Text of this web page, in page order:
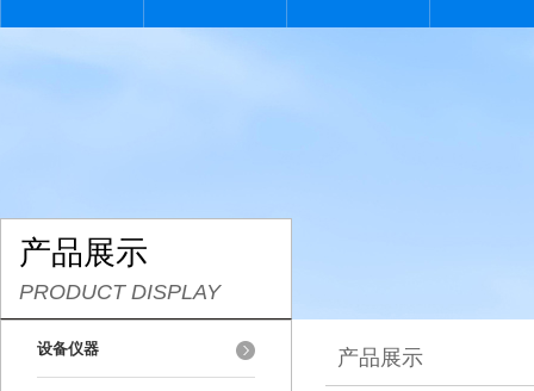
产品展示
PRODUCT DISPLAY
设备仪器 产品展示